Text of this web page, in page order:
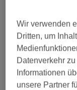
Montag
Dienstag
Mittwoch
Donnerstag
Freitag
Samstag
Wir verwenden
Dritten, um
Datenverkehr
Informationen
unsere Partner